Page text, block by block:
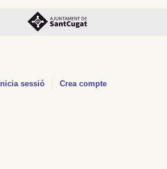
Inicia sessió Crea compte